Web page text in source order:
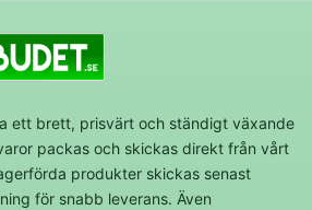
ett brett, prisvärt och ständigt växande
packas och skickas direkt från vårt
produkter skickas senast
för snabb leverans. Även